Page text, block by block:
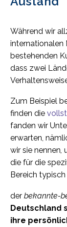
Während wir
internationalen
bestehenden
dass zwei
Zum Beispiel
finden die
fanden wir
erwarten,
wir sie nennen,
die für die
Bereich typisch
der bekannte-
Deutschland
ihre